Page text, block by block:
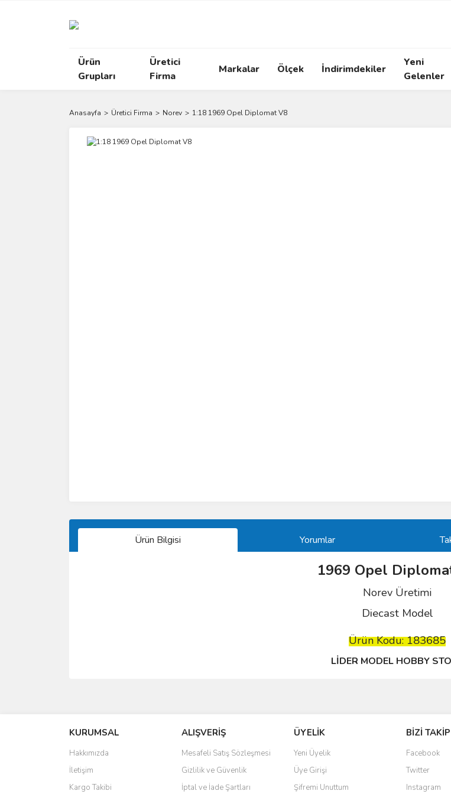
Ürün
Grupları
Üretici
Firma
Markalar Ölçek İndirimdekiler
Yeni
Gelenler
Anasayfa Üretici Firma Norev 1:18 1969 Opel Diplomat V8
Ürün Bilgisi Yorumlar
1969 Opel
Norev Üretimi
Diecast Model
Ürün Kodu:183685
LİDER MODEL HOBBY
Ürün resmi kalitesiz, bozuk veya görüntülenemiyor.
Ürün açıklamasında eksik bilgiler bulunuyor.
Ürün bilgilerinde hatalar bulunuyor.
Ürün fiyatı diğer sitelerden daha pahalı.
KURUMSAL
Hakkımızda
İletişim
Kargo Takibi
ALIŞVERİŞ
Mesafeli Satış Sözleşmesi
Gizlilik ve Güvenlik
İptal ve İade Şartları
ÜYELİK
Yeni Üyelik
Üye Girişi
Şifremi Unuttum
BİZİ
Facebook
Twitter
Instagram